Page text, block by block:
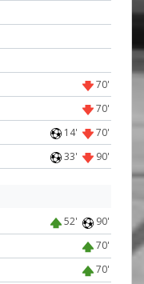
70'
70'
14' 70'
33' 90'
52' 90'
70'
70'